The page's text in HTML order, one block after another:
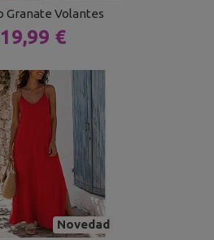
Granate Volantes
19,99 €
Novedad